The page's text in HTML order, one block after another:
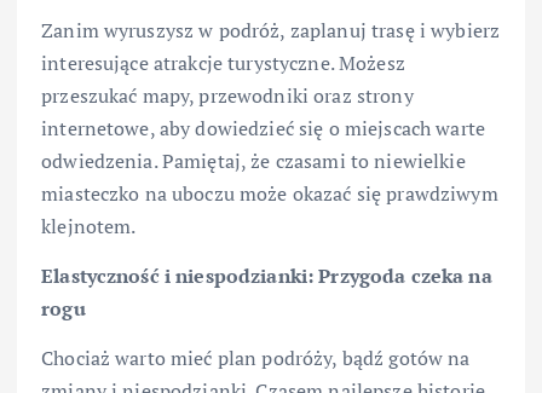
Zanim wyruszysz w podróż, zaplanuj trasę i wybierz
interesujące atrakcje turystyczne. Możesz
przeszukać mapy, przewodniki oraz strony
internetowe, aby dowiedzieć się o miejscach warte
odwiedzenia. Pamiętaj, że czasami to niewielkie
miasteczko na uboczu może okazać się prawdziwym
klejnotem.
Elastyczność i niespodzianki: Przygoda czeka na
rogu
Chociaż warto mieć plan podróży, bądź gotów na